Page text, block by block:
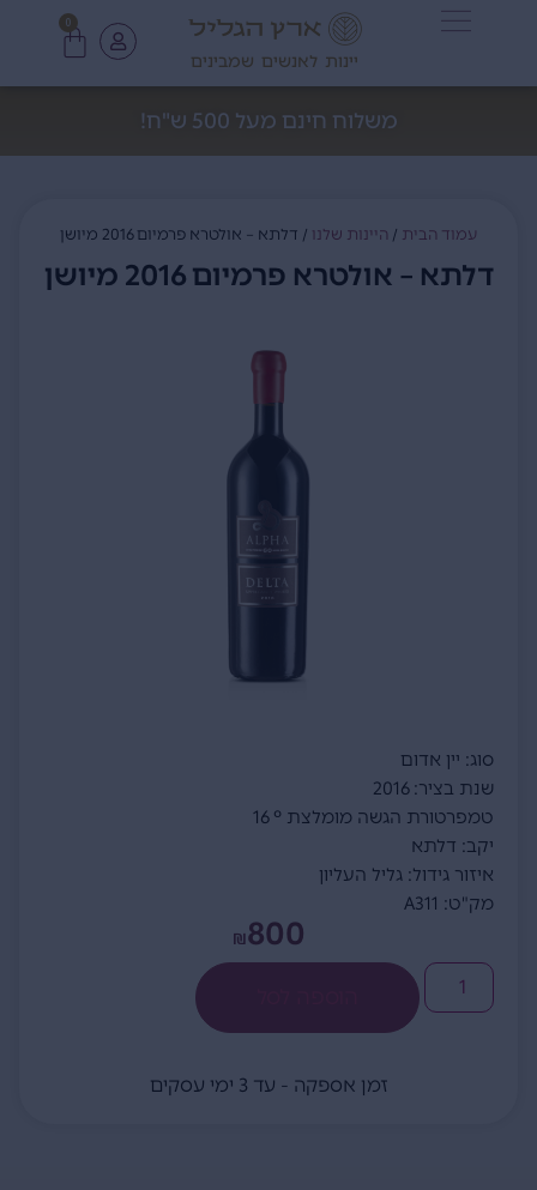
יינות לאנשים שמבינים
0
משלוח חינם מעל 500 ש"ח!
עמוד הבית / היינות שלנו / דלתא – אולטרא פרמיום 2016 מיושן
דלתא – אולטרא פרמיום 2016 מיושן
סוג: יין אדום
שנת בציר: 2016
טמפרטורת הגשה מומלצת ° 16
יקב: דלתא
איזור גידול: גליל העליון
מק"ט: A311
₪800
זמן אספקה - עד 3 ימי עסקים